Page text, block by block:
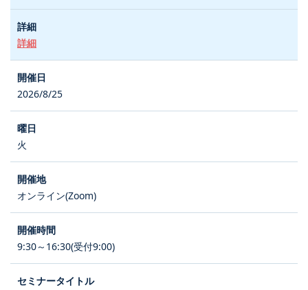
詳細
2026/8/25
火
オンライン(Zoom)
9:30～16:30(受付9:00)